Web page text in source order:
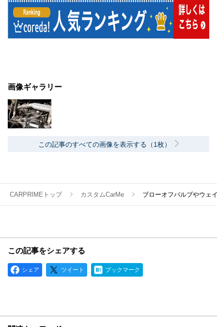
画像ギャラリー
この記事のすべての画像を表示する（1枚）
CARPRIMEトップ カスタムCarMe ブローオフバルブやウェ
この記事をシェアする
シェア ツイート ブックマーク